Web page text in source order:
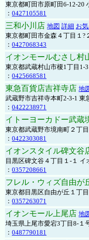
東京都町田市原町田6-12-20
： 0427105581
三和小川店 地図 詳細 お
東京都町田市金森４丁目１?
： 0427068343
イオンモールむさし村
東京都武蔵村山市榎1丁目1-
： 0425668581
東急百貨店吉祥寺店 地
武蔵野市吉祥寺本町2-3-1 東
： 0422238971
イトーヨーカドー武蔵
東京都武蔵野市境南町２丁
： 0422303081
イオンスタイル碑文谷
目黒区碑文谷４丁目１-１
： 0357208661
フレル・ウィズ自由が
東京都目黒区自由が丘１丁
： 0357263071
イオンモール上尾店 地
埼玉県上尾市愛宕3丁目8-１
： 0487790181